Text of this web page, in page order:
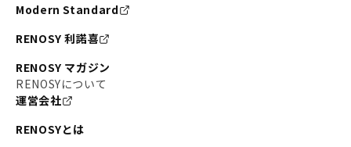
Modern Standard
RENOSY 利諾喜
RENOSY マガジン
RENOSYについて
運営会社
RENOSYとは